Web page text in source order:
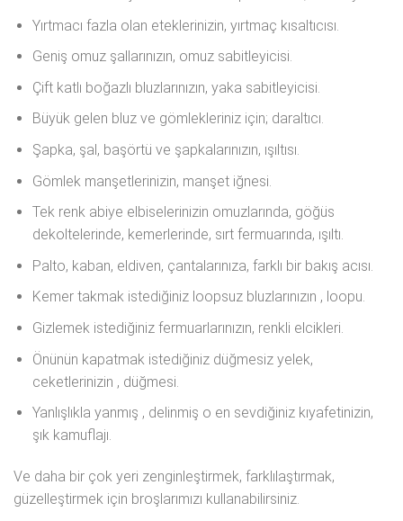
Yırtmacı fazla olan eteklerinizin, yırtmaç kısaltıcısı.
Geniş omuz şallarınızın, omuz sabitleyicisi.
Çift katlı boğazlı bluzlarınızın, yaka sabitleyicisi.
Büyük gelen bluz ve gömlekleriniz için; daraltıcı.
Şapka, şal, başörtü ve şapkalarınızın, ışıltısı.
Gömlek manşetlerinizin, manşet iğnesi.
Tek renk abiye elbiselerinizin omuzlarında, göğüs
dekoltelerinde, kemerlerinde, sırt fermuarında, ışıltı.
Palto, kaban, eldiven, çantalarınıza, farklı bir bakış acısı.
Kemer takmak istediğiniz loopsuz bluzlarınızın , loopu.
Gizlemek istediğiniz fermuarlarınızın, renkli elcikleri.
Önünün kapatmak istediğiniz düğmesiz yelek,
ceketlerinizin , düğmesi.
Yanlışlıkla yanmış , delinmiş o en sevdiğiniz kıyafetinizin,
şık kamuflajı.
Ve daha bir çok yeri zenginleştirmek, farklılaştırmak,
güzelleştirmek için broşlarımızı kullanabilirsiniz.